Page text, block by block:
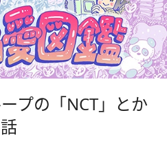
プの「NCT」とか